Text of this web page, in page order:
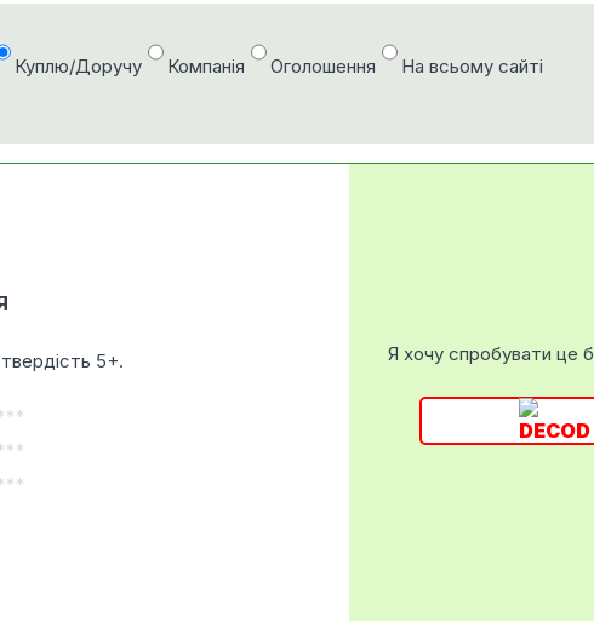
Куплю/Доручу Компанія Оголошення На всьому сайті
5+. Я хочу спробувати це